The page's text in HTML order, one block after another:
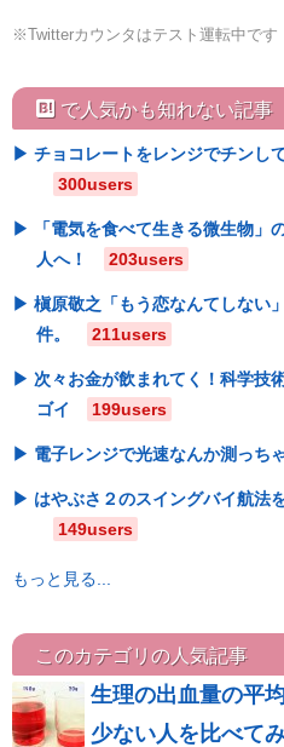
※Twitterカウンタはテスト運転中です
hatebu で人気かも知れない記事
チョコレートをレンジでチンし
300users
「電気を食べて生きる微生物」
人へ！
203users
槇原敬之「もう恋なんてしない
件。
211users
次々お金が飲まれてく！科学技
ゴイ
199users
電子レンジで光速なんか測っち
はやぶさ２のスイングバイ航法
149users
もっと見る...
このカテゴリの人気記事
生理の出血量の平
少ない人を比べて